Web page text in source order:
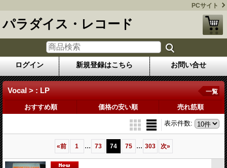
PCサイト
パラダイス・レコード
ログイン 新規登録はこちら お問い合せ
Vocal > : LP 一覧
おすすめ順 価格の安い順 売れ筋順
表示件数:
«前 1 ... 73 74 75 ... 303 次»